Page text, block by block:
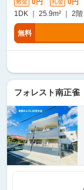
敷金 礼金
1DK ｜ 25.9m² ｜ 2階
無料
フォレスト南正雀